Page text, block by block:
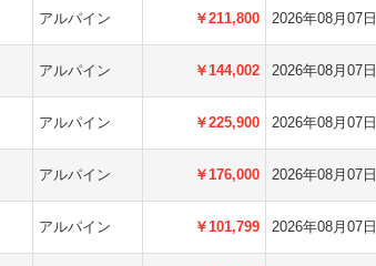
アルパイン ￥211,800 2026年08月07日
アルパイン ￥144,002 2026年08月07日
アルパイン ￥225,900 2026年08月07日
アルパイン ￥176,000 2026年08月07日
アルパイン ￥101,799 2026年08月07日